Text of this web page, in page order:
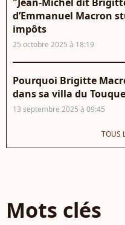
d’Emmanuel Macron
impôts
25 octobre 2025 à 18:19
Pourquoi Brigitte
dans sa villa du
13 septembre 2025 à 09:45
TOUS
Mots clés